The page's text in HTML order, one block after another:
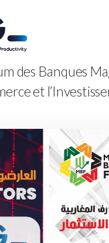
des Banques
et